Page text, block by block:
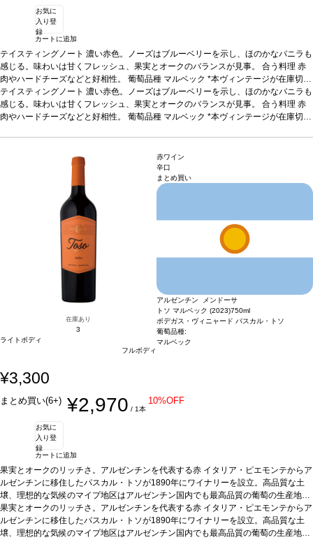
お気に
入り登
録
カートに追加
テイスティングノート 濃い赤色。ノーズはブルーベリーを示し、ほのかなバニラも
感じる。味わいは甘くフレッシュ、果実とオークのバランスが見事。 合う料理 赤
肉やハードチーズなどと好相性。 葡萄品種 マルベック *本ヴィンテージが在庫切れ
の場合、在庫があり価格が同様の場合は自動的に次のヴィンテージに変更されま
す、ご了承ください。
テイスティングノート 濃い赤色。ノーズはブルーベリーを示し、ほのかなバニラも
感じる。味わいは甘くフレッシュ、果実とオークのバランスが見事。 合う料理 赤
肉やハードチーズなどと好相性。 葡萄品種 マルベック *本ヴィンテージが在庫切れ
在庫あり
3
ライトボディ
フルボディ
赤ワイン
辛口
まとめ買い
アルゼンチン メンドーサ
トソ マルベック (2023)750ml
ボデガス・ヴィニャード パスカル・トソ
葡萄品種:
マルベック
¥3,300
まとめ買い(6+) ¥2,970 / 1本
10%OFF
お気に
入り登
録
カートに追加
果実とオークのリッチさ。アルゼンチンを代表する赤 イタリア・ピエモンテからア
ルゼンチンに移住したパスカル・トソが1890年にワイナリーを設立。高品質な土
壌、理想的な気候のマイプ地区はアルゼンチン国内でも最高品質の葡萄の生産地と
なりました。一世紀以上の歴史を刻む生産者。アルゼンチンの代表的な品種マルベ
ックで造られるこのこのワインは、プラムとマルメロのアロマにオークのニュアン
スがエレガントさを演出。ブラックベリーの果実味が口に広がり、リッチで長い余
果実とオークのリッチさ。アルゼンチンを代表する赤 イタリア・ピエモンテからア
ルゼンチンに移住したパスカル・トソが1890年にワイナリーを設立。高品質な土
壌、理想的な気候のマイプ地区はアルゼンチン国内でも最高品質の葡萄の生産地と